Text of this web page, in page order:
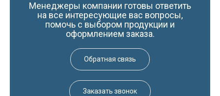
Менеджеры компании готовы ответить
на все интересующие вас вопросы,
помочь с выбором продукции и
оформлением заказа.
Обратная связь
Заказать звонок